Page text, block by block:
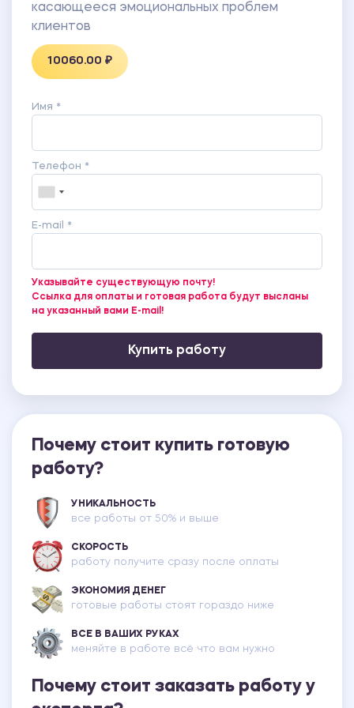
ПРИЛОЖЕНИЕ 5 Программа психокоррекции
эмоционального состояния у клиентов.
касающееся эмоциональных проблем
клиентов
10060.00 ₽
Имя *
Телефон *
E-mail *
Указывайте существующую почту!
Ссылка для оплаты и готовая работа будут высланы
на указанный вами E-mail!
Купить работу
Почему стоит купить готовую
работу?
УНИКАЛЬНОСТЬ
все работы от 50% и выше
СКОРОСТЬ
работу получите сразу после оплаты
ЭКОНОМИЯ ДЕНЕГ
готовые работы стоят гораздо ниже
ВСЕ В ВАШИХ РУКАХ
меняйте в работе всё что вам нужно
Почему стоит заказать работу у